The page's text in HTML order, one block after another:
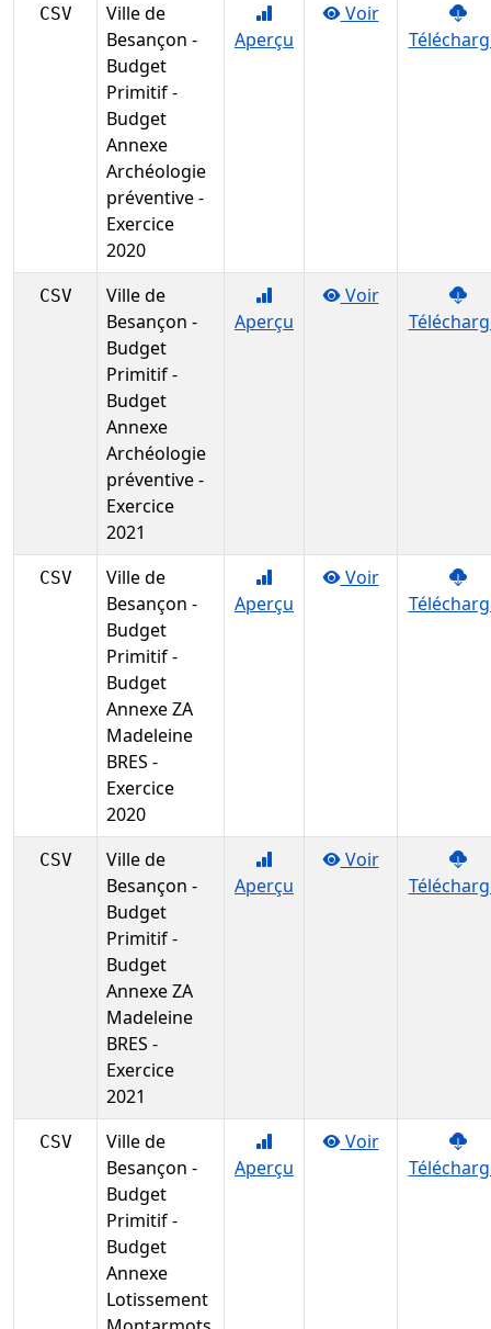
CSV
Ville de
Besançon -
Budget
Primitif -
Budget
Annexe
Archéologie
préventive -
Exercice
2020
Aperçu
Voir
CSV
Ville de
Besançon -
Budget
Primitif -
Budget
Annexe
Archéologie
préventive -
Exercice
2021
Aperçu
Voir
CSV
Ville de
Besançon -
Budget
Primitif -
Budget
Annexe ZA
Madeleine
BRES -
Exercice
2020
Aperçu
Voir
CSV
Ville de
Besançon -
Budget
Primitif -
Budget
Annexe ZA
Madeleine
BRES -
Exercice
2021
Aperçu
Voir
CSV
Ville de
Besançon -
Budget
Primitif -
Budget
Annexe
Lotissement
Aperçu
Voir